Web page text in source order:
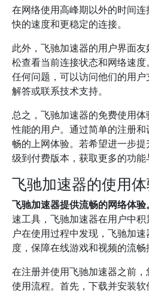
在网络使用高峰期以外的时间
快的速度和更稳定的连接。
此外，飞驰加速器的用户界面
松查看当前连接状态和网络速
任何问题，可以访问他们的用
解答或联系技术支持。
总之，飞驰加速器的免费使用
性能的用户。通过简单的注册
畅的上网体验。若希望进一步
级到付费版本，获取更多的功能
飞驰加速器的使用
飞驰加速器提供流畅的网络体验。
速工具，飞驰加速器在用户中
户在使用过程中发现，飞驰加
度，保障在线游戏和视频的流畅
在注册并使用飞驰加速器之前
使用流程。首先，下载并安装